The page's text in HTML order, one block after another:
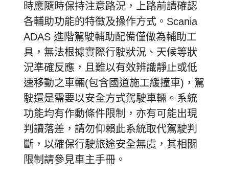
時應隨時保持注意路況，上路前請確認
各輔助功能的特徵及操作方式。Scania
ADAS 進階駕駛輔助配備僅做為輔助工
具，無法根據實際行駛狀況、天候等狀
況準確反應，且難以有效辨識靜止或低
速移動之車輛(包含國道施工緩撞車)，駕
駛還是需要以安全方式駕駛車輛。系統
功能均有作動條件限制，亦有可能出現
判讀落差，請勿仰賴此系統取代駕駛判
斷，以確保行駛旅途安全無虞，其相關
限制請參見車主手冊。